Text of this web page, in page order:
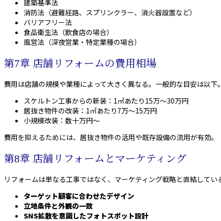
建築基準法
消防法（避難経路、スプリンクラー、消火器設置など）
バリアフリー法
食品衛生法（飲食店の場合）
風営法（深夜営業・特定業種の場合）
第7章 店舗リフォームの費用相場
費用は店舗の規模や業種によって大きく異なる。一般的な目安は以下
スケルトン工事からの新装：1㎡あたり15万～30万円
居抜き物件の改装：1㎡あたり7万～15万円
小規模改装：数十万円～
費用を抑えるためには、居抜き物件の活用や既存設備の流用が有効。
第8章 店舗リフォームとマーケティング
リフォームは単なる工事ではなく、マーケティング戦略と直結してい
ターゲット顧客に合わせたデザイン
立地条件と外観の一致
SNS拡散を意識したフォトスポット設計